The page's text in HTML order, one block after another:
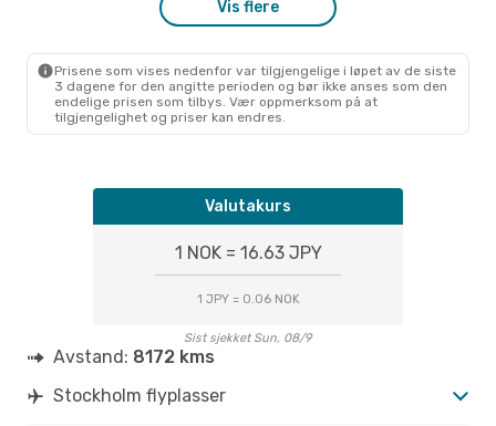
1 Mellomlanding
TYO- STO
Vis flere
Prisene som vises nedenfor var tilgjengelige i løpet av de siste
3 dagene for den angitte perioden og bør ikke anses som den
endelige prisen som tilbys. Vær oppmerksom på at
tilgjengelighet og priser kan endres.
Valutakurs
1 NOK = 16.63 JPY
1 JPY = 0.06 NOK
Sist sjekket Sun, 08/9
Avstand: 8172 kms
Stockholm flyplasser